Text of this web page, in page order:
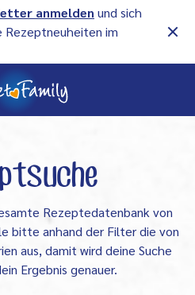
anmelden und sich
Rezeptneuheiten im
Rezeptedatenbank von
bitte anhand der Filter die von
aus, damit wird deine Suche
Ergebnis genauer.